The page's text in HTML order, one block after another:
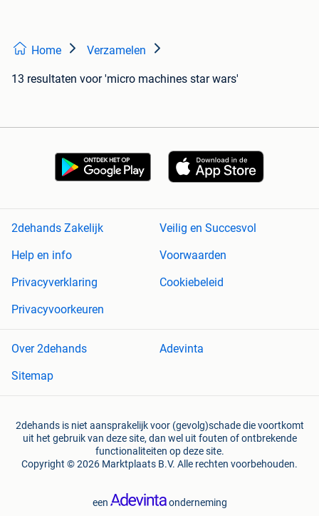
Home Verzamelen
13 resultaten voor 'micro machines star wars'
2dehands Zakelijk
Veilig en Succesvol
Help en info
Voorwaarden
Privacyverklaring
Cookiebeleid
Privacyvoorkeuren
Over 2dehands
Adevinta
Sitemap
2dehands is niet aansprakelijk voor (gevolg)schade die voortkomt
uit het gebruik van deze site, dan wel uit fouten of ontbrekende
functionaliteiten op deze site.
Copyright © 2026 Marktplaats B.V. Alle rechten voorbehouden.
een onderneming